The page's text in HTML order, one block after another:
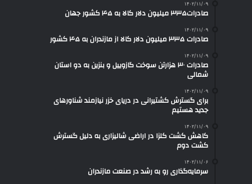
۱۴۰۲/۱۱/۰۹
صادرات۳۳۵ میلیون دلار کالا به ۴۵ کشور جهان
۱۴۰۲/۱۱/۰۹
صادرات ۳۳۵ میلیون دلار کالا از مازندران به ۴۵ کشور
۱۴۰۲/۱۱/۰۹
صادرات ۳۰ هزارتن سوخت گازوییل و بنزین به دو استان
شمالی
۱۴۰۲/۱۱/۰۹
برای گسترش کشتیرانی در دریای خزر نیازمند شناورهای
جدید هستیم
۱۴۰۲/۱۱/۰۹
کاهش کشت کلزا در اراضی شالیزاری به دلیل گسترش
کشت دوم
۱۴۰۲/۱۱/۰۶
سرمایه‌گذاری رو به رشد در صنعت مازندران